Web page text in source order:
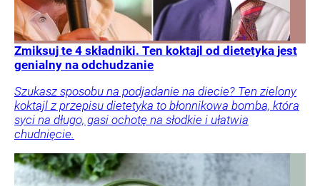
Zmiksuj te 4 składniki. Ten koktajl od dietetyka jest
genialny na odchudzanie
Szukasz sposobu na podjadanie na diecie? Ten zielony
koktajl z przepisu dietetyka to błonnikowa bomba, która
syci na długo, gasi ochotę na słodkie i ułatwia
chudnięcie.